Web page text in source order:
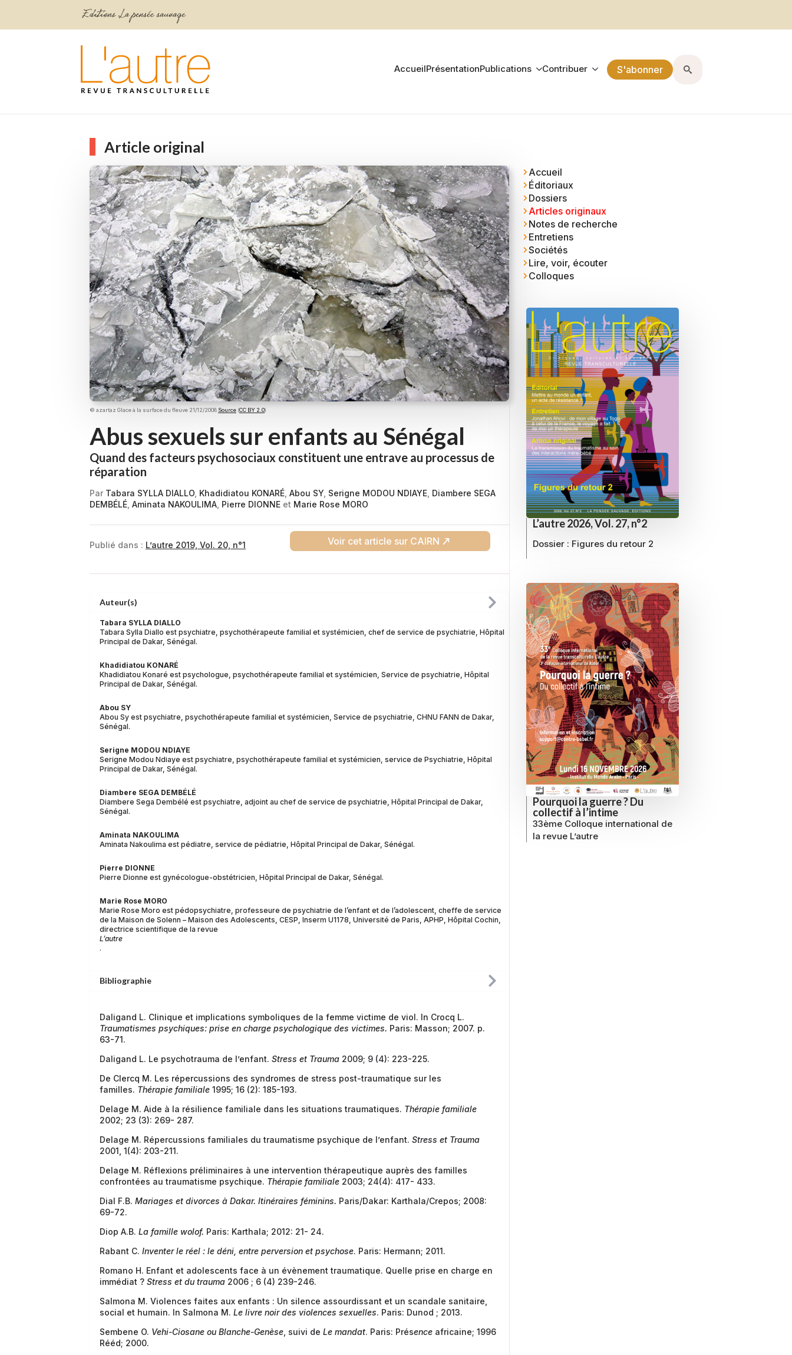
AccueilPrésentationPublications Contribuer S'abonner
Article original
© azartaz Glace à la surface du fleuve 21/12/2008 Source (CC BY 2.0)
Abus sexuels sur enfants au Sénégal
Quand des facteurs psychosociaux constituent une entrave au processus de
réparation
Par Tabara SYLLA DIALLO, Khadidiatou KONARÉ, Abou SY, Serigne MODOU NDIAYE, Diambere SEGA
DEMBÉLÉ, Aminata NAKOULIMA, Pierre DIONNE et Marie Rose MORO
Publié dans : L’autre 2019, Vol. 20, n°1 Voir cet article sur CAIRN
Auteur(s)
Tabara SYLLA DIALLO
Tabara Sylla Diallo est psychiatre, psychothérapeute familial et systémicien, chef de service de psychiatrie, Hôpital
Principal de Dakar, Sénégal.
Khadidiatou KONARÉ
Khadidiatou Konaré est psychologue, psychothérapeute familial et systémicien, Service de psychiatrie, Hôpital
Principal de Dakar, Sénégal.
Abou SY
Abou Sy est psychiatre, psychothérapeute familial et systémicien, Service de psychiatrie, CHNU FANN de Dakar,
Sénégal.
Serigne MODOU NDIAYE
Serigne Modou Ndiaye est psychiatre, psychothérapeute familial et systémicien, service de Psychiatrie, Hôpital
Principal de Dakar, Sénégal.
Diambere SEGA DEMBÉLÉ
Diambere Sega Dembélé est psychiatre, adjoint au chef de service de psychiatrie, Hôpital Principal de Dakar,
Sénégal.
Aminata NAKOULIMA
Aminata Nakoulima est pédiatre, service de pédiatrie, Hôpital Principal de Dakar, Sénégal.
Pierre DIONNE
Pierre Dionne est gynécologue-obstétricien, Hôpital Principal de Dakar, Sénégal.
Marie Rose MORO
Marie Rose Moro est pédopsychiatre, professeure de psychiatrie de l’enfant et de l’adolescent, cheffe de service
de la Maison de Solenn – Maison des Adolescents, CESP, Inserm U1178, Université de Paris, APHP, Hôpital Cochin,
directrice scientifique de la revue
L’autre
.
Bibliographie
Daligand L. Clinique et implications symboliques de la femme victime de viol. In Crocq L.
Traumatismes psychiques: prise en charge psychologique des victimes. Paris: Masson; 2007. p.
63-71.
Daligand L. Le psychotrauma de l’enfant. Stress et Trauma 2009; 9 (4): 223-225.
De Clercq M. Les répercussions des syndromes de stress post-traumatique sur les
familles. Thérapie familiale 1995; 16 (2): 185-193.
Delage M. Aide à la résilience familiale dans les situations traumatiques. Thérapie familiale
2002; 23 (3): 269- 287.
Delage M. Répercussions familiales du traumatisme psychique de l’enfant. Stress et Trauma
2001, 1(4): 203-211.
Delage M. Réflexions préliminaires à une intervention thérapeutique auprès des familles
confrontées au traumatisme psychique. Thérapie familiale 2003; 24(4): 417- 433.
Dial F.B. Mariages et divorces à Dakar. Itinéraires féminins. Paris/Dakar: Karthala/Crepos; 2008:
69-72.
Diop A.B. La famille wolof. Paris: Karthala; 2012: 21- 24.
Rabant C. Inventer le réel : le déni, entre perversion et psychose. Paris: Hermann; 2011.
Romano H. Enfant et adolescents face à un évènement traumatique. Quelle prise en charge en
immédiat ? Stress et du trauma 2006 ; 6 (4) 239-246.
Salmona M. Violences faites aux enfants : Un silence assourdissant et un scandale sanitaire,
social et humain. In Salmona M. Le livre noir des violences sexuelles. Paris: Dunod ; 2013.
Sembene O. Vehi-Ciosane ou Blanche-Genèse, suivi de Le mandat. Paris: Présence africaine; 1996
Rééd; 2000.
Accueil
Éditoriaux
Dossiers
Articles originaux
Notes de recherche
Entretiens
Sociétés
Lire, voir, écouter
Colloques
L’autre 2026, Vol. 27, n°2
Dossier : Figures du retour 2
Pourquoi la guerre ? Du
collectif à l’intime
33ème Colloque international de
la revue L’autre